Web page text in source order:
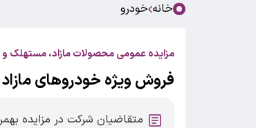
خانه خودرو
مزایده عمومی محصولات مازاد، مستهلک
فروش ویژه خودروهای